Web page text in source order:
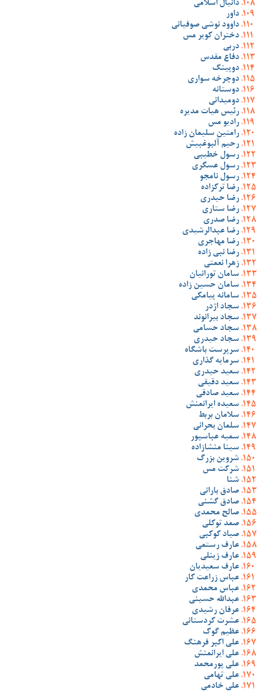
دانیال اسلامی
داور
داوود نوشی صوفیانی
دختران کویر مس
دربی
دفاع مقدس
دوپینگ
دوچرخه سواری
دوستانه
دومیدانی
رئیس هیات مدیره
رادیو مس
رامتین سلیمان زاده
رحیم آلبوغبیش
رسول خطیبی
رسول عسگری
رسول نامجو
رضا ترکزاده
رضا حیدری
رضا ستاری
رضا صدری
رضا عبدالرشیدی
رضا مهاجری
رضا نبی زاده
زهرا نعمتی
سامان تورانیان
سامان حسین زاده
سامانه پیامکی
سجاد اژدر
سجاد بیرانوند
سجاد حسامی
سجاد حیدری
سرپرست باشگاه
سرمایه گذاری
سعید حیدری
سعید دقیقی
سعید صادقی
سعیده ایرانمنش
سلامان بربط
سلمان بحرانی
سمیه عباسپور
سینا منشازاده
شروین بزرگ
شرکت مس
شنا
صادق بارانی
صادق گشنی
صالح محمدی
صمد توکلی
صیاد کوکبی
عارف رستمی
عارف زینلی
عارف سعیدیان
عباس زراعت کار
عباس محمدی
عبدالله حسینی
عرفان رشیدی
عشرت کردستانی
عظیم گوک
علی اکبر فرهنگ
علی ایرانمنش
علی پورمحمد
علی تهامی
علی خادمی